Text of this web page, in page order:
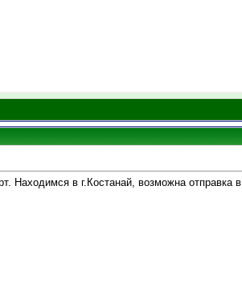
Находимся в г.Костанай, возможна отправка в